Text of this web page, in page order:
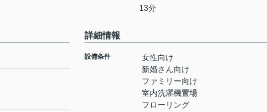
13分
詳細情報
設備条件
女性向け
新婚さん向け
ファミリー向け
室内洗濯機置場
フローリング